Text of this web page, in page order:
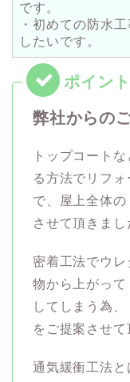
です。
・初めての防水
したいです。
弊社からの
トップコート
る方法でリフ
で、屋上全体
させて頂きまし
密着工法でウ
物から上がっ
してしまう為
をご提案させて
通気緩衝工法と